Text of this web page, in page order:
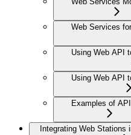
Web Services
Using Web API
Using Web API
Examples of
Integrating Web